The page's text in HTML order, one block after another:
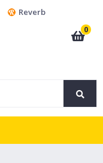
Reverb
0